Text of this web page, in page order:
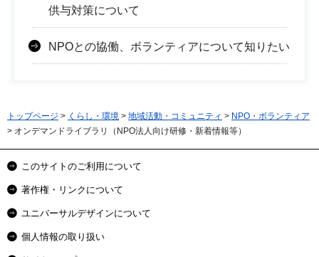
供与対策について
NPOとの協働、ボランティアについて知りたい
トップページ > くらし・環境 > 地域活動・コミュニティ > NPO・ボランティア
> オンデマンドライブラリ（NPO法人向け研修・新着情報等）
このサイトのご利用について
著作権・リンクについて
ユニバーサルデザインについて
個人情報の取り扱い